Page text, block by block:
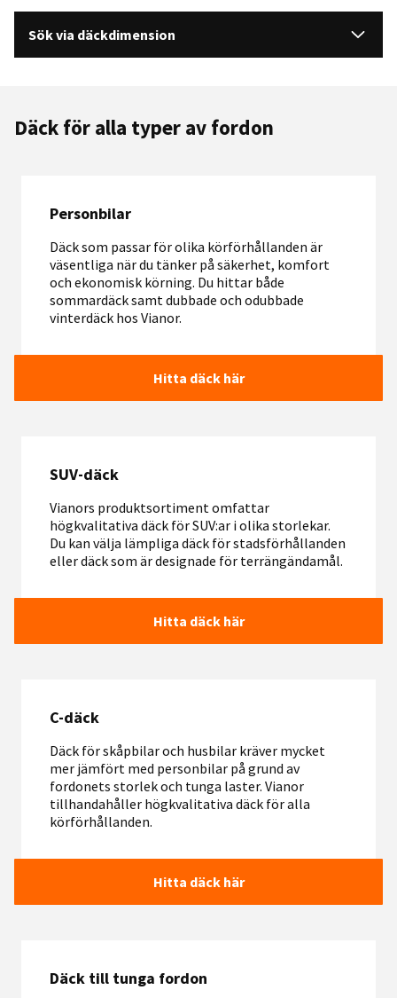
Sök via däckdimension
Däck för alla typer av fordon
Personbilar
Däck som passar för olika körförhållanden är
väsentliga när du tänker på säkerhet, komfort
och ekonomisk körning. Du hittar både
sommardäck samt dubbade och odubbade
vinterdäck hos Vianor.
Hitta däck här
SUV-däck
Vianors produktsortiment omfattar
högkvalitativa däck för SUV:ar i olika storlekar.
Du kan välja lämpliga däck för stadsförhållanden
eller däck som är designade för terrängändamål.
Hitta däck här
C-däck
Däck för skåpbilar och husbilar kräver mycket
mer jämfört med personbilar på grund av
fordonets storlek och tunga laster. Vianor
tillhandahåller högkvalitativa däck för alla
körförhållanden.
Hitta däck här
Däck till tunga fordon